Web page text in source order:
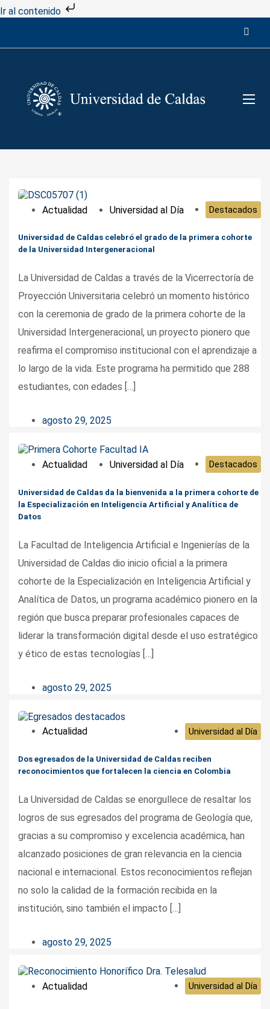
Ir al contenido
Actualidad Universidad al Día Destacados
Universidad de Caldas celebró el grado de la primera cohorte
de la Universidad Intergeneracional
La Universidad de Caldas a través de la Vicerrectoría de
Proyección Universitaria celebró un momento histórico
con la ceremonia de grado de la primera cohorte de la
Universidad Intergeneracional, un proyecto pionero que
reafirma el compromiso institucional con el aprendizaje a
lo largo de la vida. Este programa ha permitido que 288
estudiantes, con edades […]
agosto 29, 2025
Actualidad Universidad al Día Destacados
Universidad de Caldas da la bienvenida a la primera cohorte de
la Especialización en Inteligencia Artificial y Analítica de
Datos
La Facultad de Inteligencia Artificial e Ingenierías de la
Universidad de Caldas dio inicio oficial a la primera
cohorte de la Especialización en Inteligencia Artificial y
Analítica de Datos, un programa académico pionero en la
región que busca preparar profesionales capaces de
liderar la transformación digital desde el uso estratégico
y ético de estas tecnologías […]
agosto 29, 2025
Actualidad Universidad al Día
Dos egresados de la Universidad de Caldas reciben
reconocimientos que fortalecen la ciencia en Colombia
La Universidad de Caldas se enorgullece de resaltar los
logros de sus egresados del programa de Geología que,
gracias a su compromiso y excelencia académica, han
alcanzado posiciones de gran relevancia en la ciencia
nacional e internacional. Estos reconocimientos reflejan
no solo la calidad de la formación recibida en la
institución, sino también el impacto […]
agosto 29, 2025
Actualidad Universidad al Día